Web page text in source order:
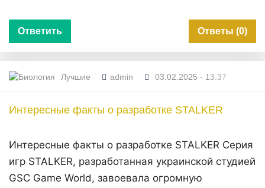
Ответить Ответы (0)
Лучшие admin 03.02.2025 - 13:37
Интересные факты о разработке STALKER
Интересные факты о разработке STALKER Серия
игр STALKER, разработанная украинской студией
GSC Game World, завоевала огромную